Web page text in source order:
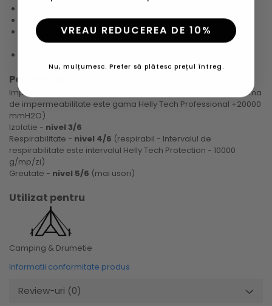
Talpa din cauciuc nu lasa urme;
Mai mult de 60% din materialul superior este din elemente
reciclate;
Performanta
Impermeabilitate -
(rezistenta maxima la apa - gama
de impermeabilitate este gama Helly Tech Professional +20000
mmH2O)
Izolatie - nivel 3/6
Respirabilitate - nivel 4/6 (respirabil - Intervalul de
respirabilitate este intervalul Helly Tech Protection - 10000
g/mp/zi)
Greutate - nivel 5/6 (mai usori)
Utilizat pentru
Camping & Drumetie
Informatii conformitate produs
Review-uri (0)
VREAU REDUCEREA DE 10%
Nu, mulțumesc. Prefer să plătesc prețul întreg.